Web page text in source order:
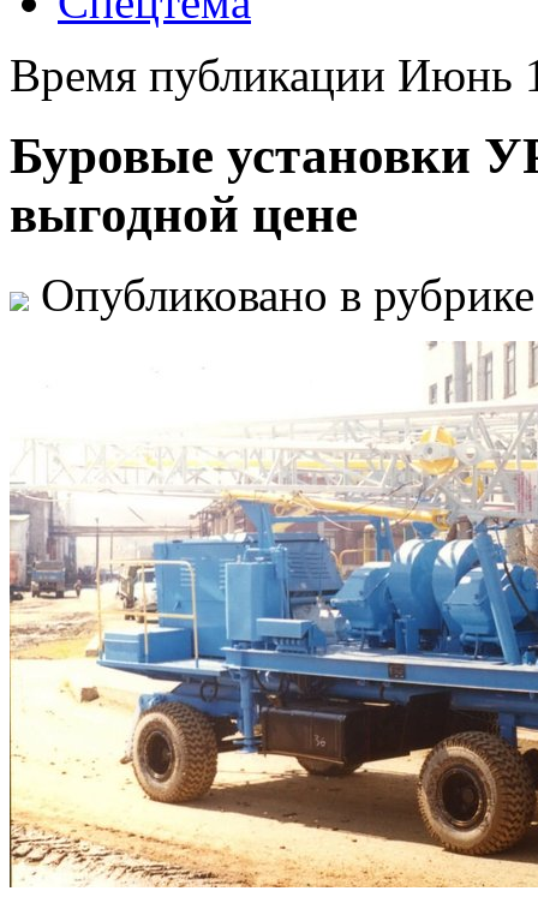
Время публикации Июнь
Буровые установки
выгодной цене
Опубликовано в